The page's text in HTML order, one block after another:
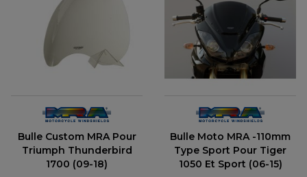
COMMANDE RECULE
CLIGNOTANT ADAPTABLE, UNIVERSEL
EMBOUT DE GUIDON
EQUIPEMENT VINTAGE
FEU ARRIÈRE MOTO
GUIDON
NOS MARQUES
ACCESSOIRE QUAD ARTIC CAT
ACCESSOIRE QUAD CAN-AM
ACCESSOIRES MOTO CROSS ET ENDURO
ACCESSOIRES ANODISES
ACCESSOIRES PADDOCK
Bulle Custom MRA Pour
Triumph Thunderbird
1700 (09-18)
Bulle Moto MRA -110mm
Type Sport Pour Tiger
1050 Et Sport (06-15)